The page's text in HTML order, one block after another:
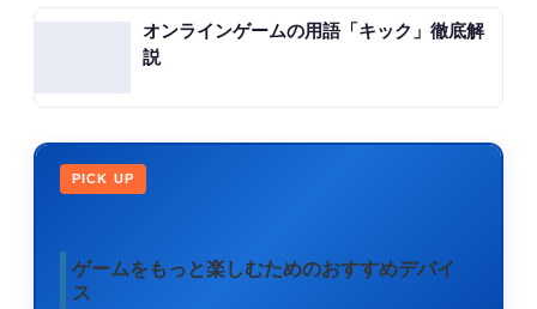
オンラインゲームの用語「キック」徹底解
説
PICK UP
ゲームをもっと楽しむためのおすすめデバイ
ス